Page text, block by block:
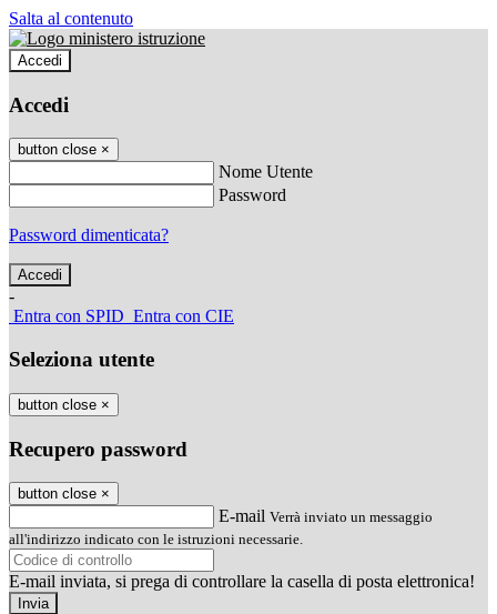
Salta al contenuto
Accedi
Accedi
button close ×
Nome Utente
Password
Password dimenticata?
-
Entra con SPID Entra con CIE
Seleziona utente
button close ×
Recupero password
button close ×
E-mail Verrà inviato un messaggio
all'indirizzo indicato con le istruzioni necessarie.
E-mail inviata, si prega di controllare la casella di posta elettronica!